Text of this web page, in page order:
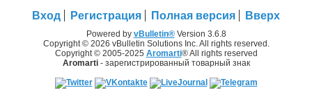
Вход Регистрация Полная версия Вверх
Powered by vBulletin®Version 3.6.8
Copyright © 2026 vBulletin Solutions Inc. All rights reserved.
Copyright © 2005-2025 Aromarti® All rights reserved
Aromarti- зарегистрированный товарный знак